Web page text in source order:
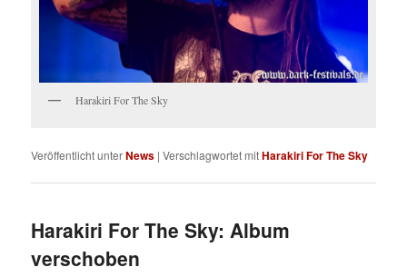
Harakiri For The Sky
Veröffentlicht unterNews |Verschlagwortet mitHarakiri For The Sky
Harakiri For The Sky: Album
verschoben